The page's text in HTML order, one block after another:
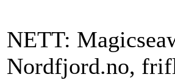
NETT:
Nordfjord.no,